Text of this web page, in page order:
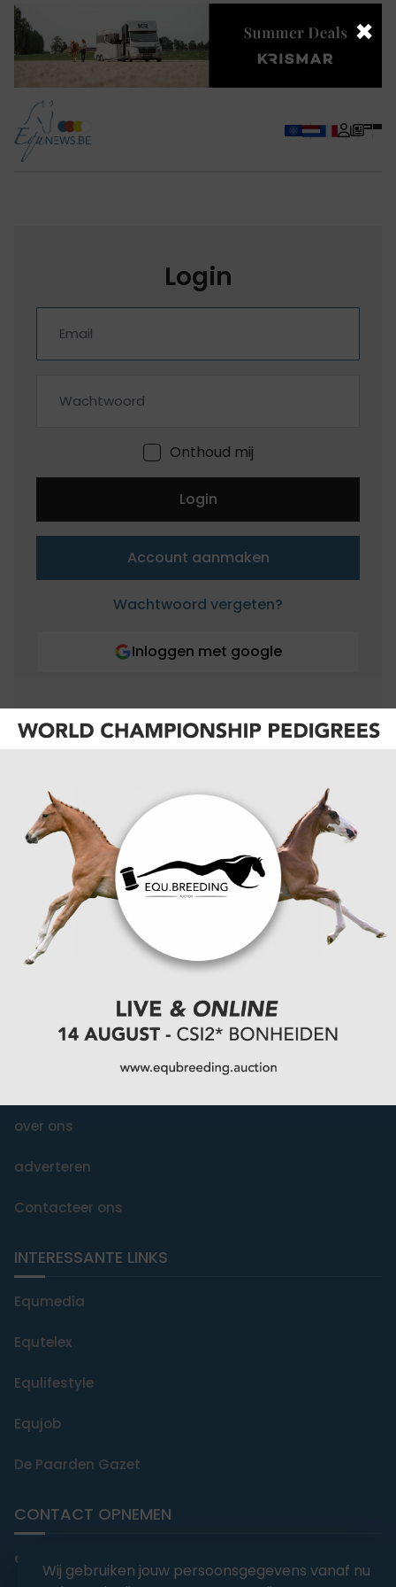
Login
Onthoud mij
Login
Account aanmaken
Wachtwoord vergeten?
Inloggen met google
over ons
adverteren
Contacteer ons
INTERESSANTE LINKS
Equmedia
Equtelex
Equlifestyle
Equjob
De Paarden Gazet
CONTACT OPNEMEN
editorial@equmedia.be
×
Wij gebruiken jouw persoonsgegevens vanaf nu